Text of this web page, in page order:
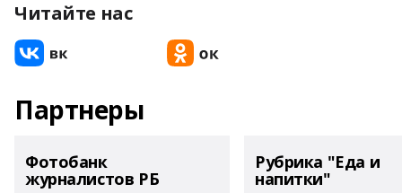
Читайте нас
Партнеры
Фотобанк
журналистов РБ
Рубрика "Еда и
напитки"